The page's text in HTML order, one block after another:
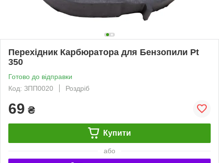
Перехідник Карбюратора для Бензопили Pt
350
Готово до відправки
Код: ЗПП0020
Роздріб
69 ₴
Купити
або